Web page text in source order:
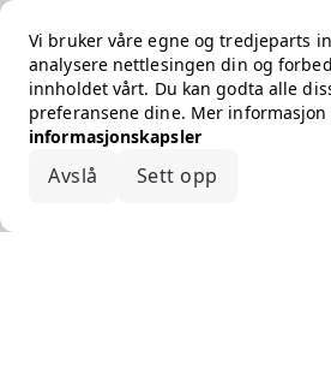
Vi bruker våre egne og tredjeparts
analysere nettlesingen din og
innholdet vårt. Du kan godta alle
preferansene dine. Mer informasjon
informasjonskapsler
Avslå Sett opp